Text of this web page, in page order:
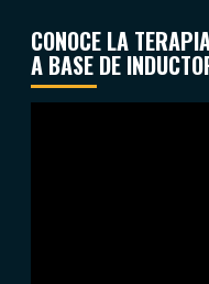
CONOCE LA
A BASE DE